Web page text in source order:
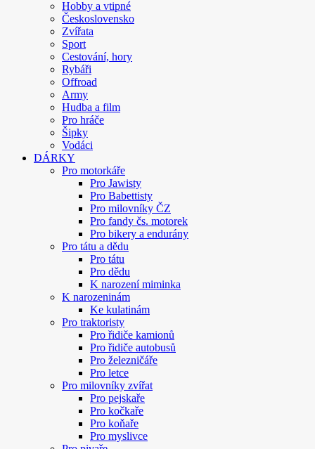
Hobby a vtipné
Československo
Zvířata
Sport
Cestování, hory
Rybáři
Offroad
Army
Hudba a film
Pro hráče
Šipky
Vodáci
DÁRKY
Pro motorkáře
Pro Jawisty
Pro Babettisty
Pro milovníky ČZ
Pro fandy čs. motorek
Pro bikery a endurány
Pro tátu a dědu
Pro tátu
Pro dědu
K narození miminka
K narozeninám
Ke kulatinám
Pro traktoristy
Pro řidiče kamionů
Pro řidiče autobusů
Pro železničáře
Pro letce
Pro milovníky zvířat
Pro pejskaře
Pro kočkaře
Pro koňaře
Pro myslivce